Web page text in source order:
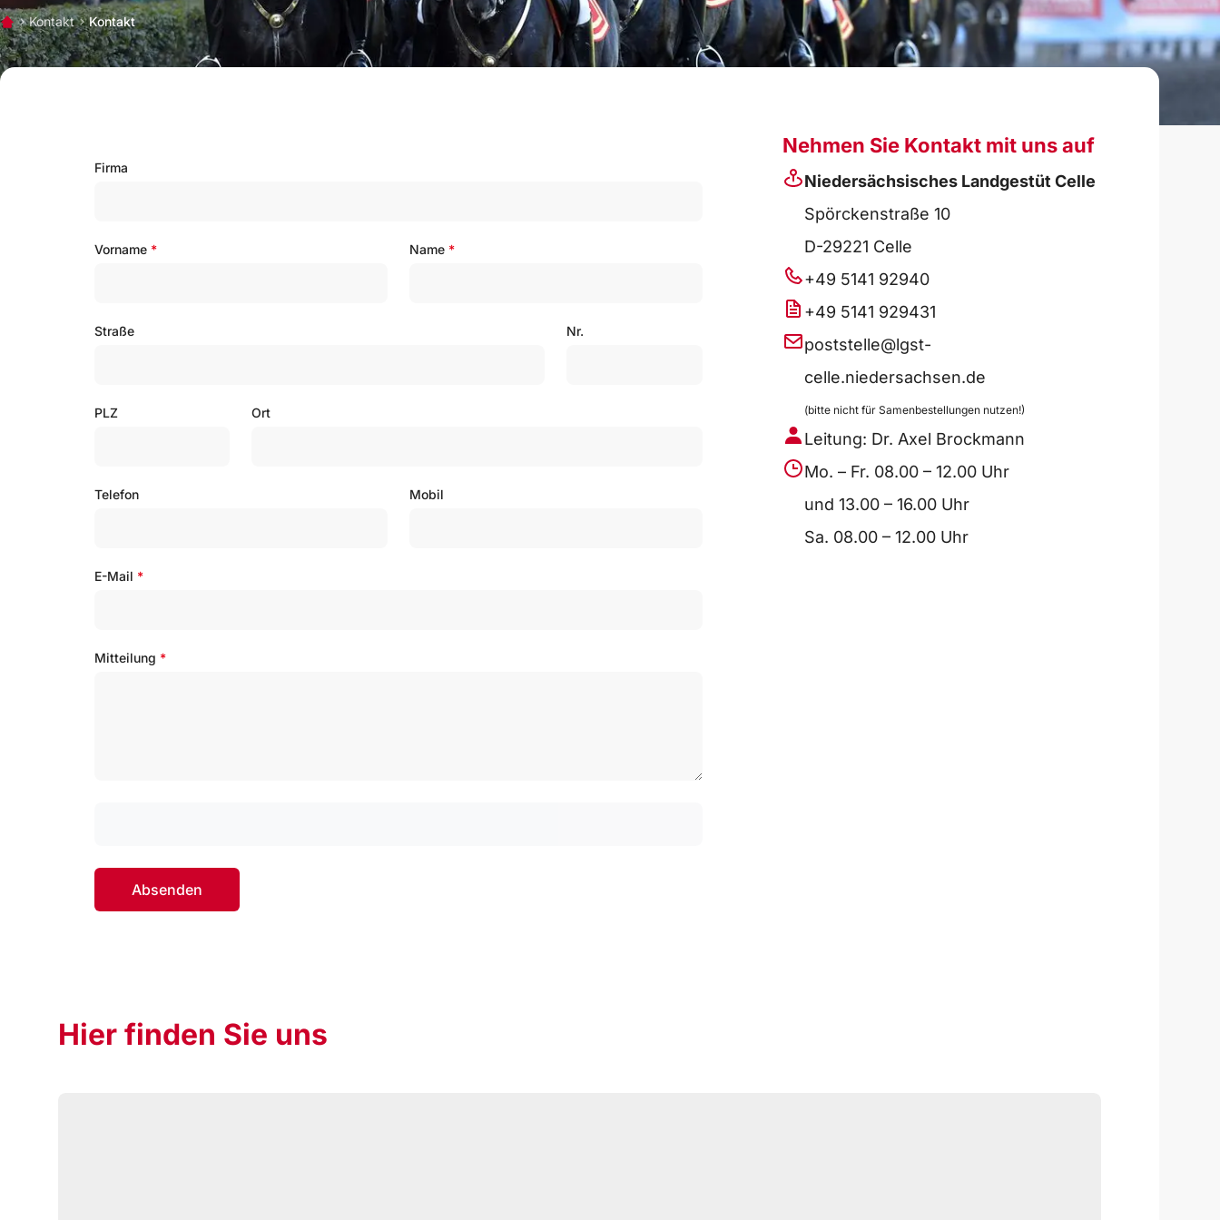
Start
Kontakt Kontakt
Firma
Vorname * Name *
Straße Nr.
PLZ Ort
Telefon Mobil
E-Mail *
Mitteilung *
Absenden
Nehmen Sie Kontakt mit uns auf
Niedersächsisches Landgestüt Celle
Spörckenstraße 10
D-29221 Celle
+49 5141 92940
+49 5141 929431
poststelle@lgst-
celle.niedersachsen.de
(bitte nicht für Samenbestellungen nutzen!)
Leitung: Dr. Axel Brockmann
Mo. – Fr. 08.00 – 12.00 Uhr
und 13.00 – 16.00 Uhr
Sa. 08.00 – 12.00 Uhr
Hier finden Sie uns